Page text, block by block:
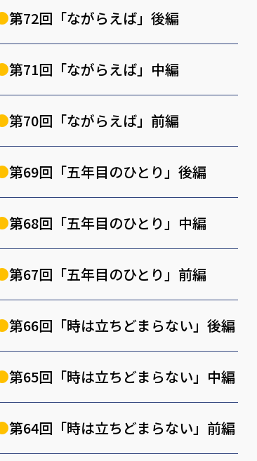
第72回「ながらえば」後編
第71回「ながらえば」中編
第70回「ながらえば」前編
第69回「五年目のひとり」後編
第68回「五年目のひとり」中編
第67回「五年目のひとり」前編
第66回「時は立ちどまらない」後編
第65回「時は立ちどまらない」中編
第64回「時は立ちどまらない」前編